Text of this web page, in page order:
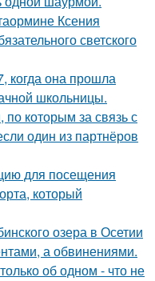
Ксения
светского
когда она прошла
школьницы.
которым за связь с
один из партнёров
для посещения
который
озера в Осетии
а обвинениями.
об одном - что не